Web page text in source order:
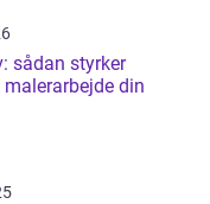
sådan styrker
din